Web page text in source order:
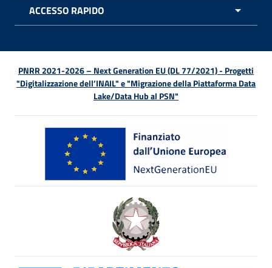
ACCESSO RAPIDO
PNRR 2021-2026 – Next Generation EU (DL 77/2021) - Progetti
"Digitalizzazione dell’INAIL" e "Migrazione della Piattaforma Data
Lake/Data Hub al PSN"